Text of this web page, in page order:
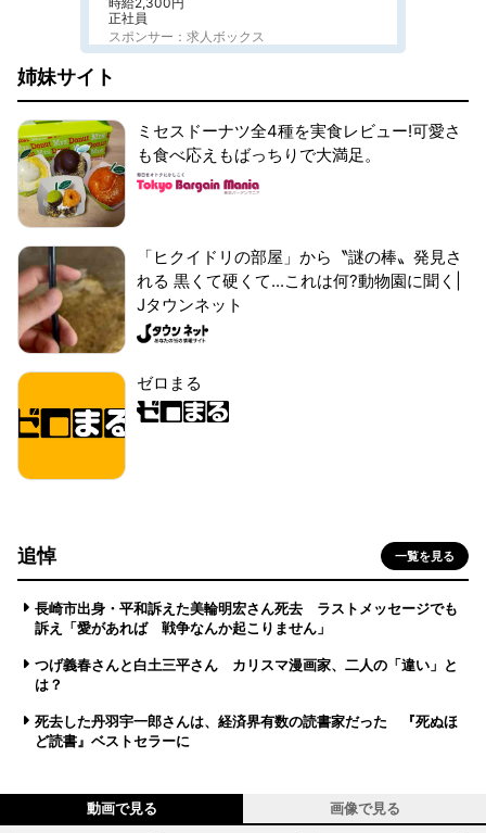
正社員
スポンサー：求人ボックス
姉妹サイト
ミセスドーナツ全4種を実食レビュー!可愛さ
も食べ応えもばっちりで大満足。
「ヒクイドリの部屋」から〝謎の棒〟発見さ
れる 黒くて硬くて...これは何?動物園に聞く|
Jタウンネット
ゼロまる
追悼 一覧を見る
長崎市出身・平和訴えた美輪明宏さん死去 ラストメッセージでも
訴え「愛があれば 戦争なんか起こりません」
つげ義春さんと白土三平さん カリスマ漫画家、二人の「違い」と
は？
死去した丹羽宇一郎さんは、経済界有数の読書家だった 『死ぬほ
ど読書』ベストセラーに
動画で見る 画像で見る